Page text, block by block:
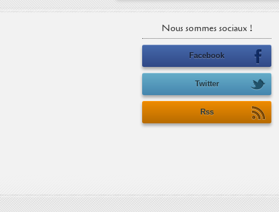
Nous sommes sociaux !
Facebook
Twitter
Rss